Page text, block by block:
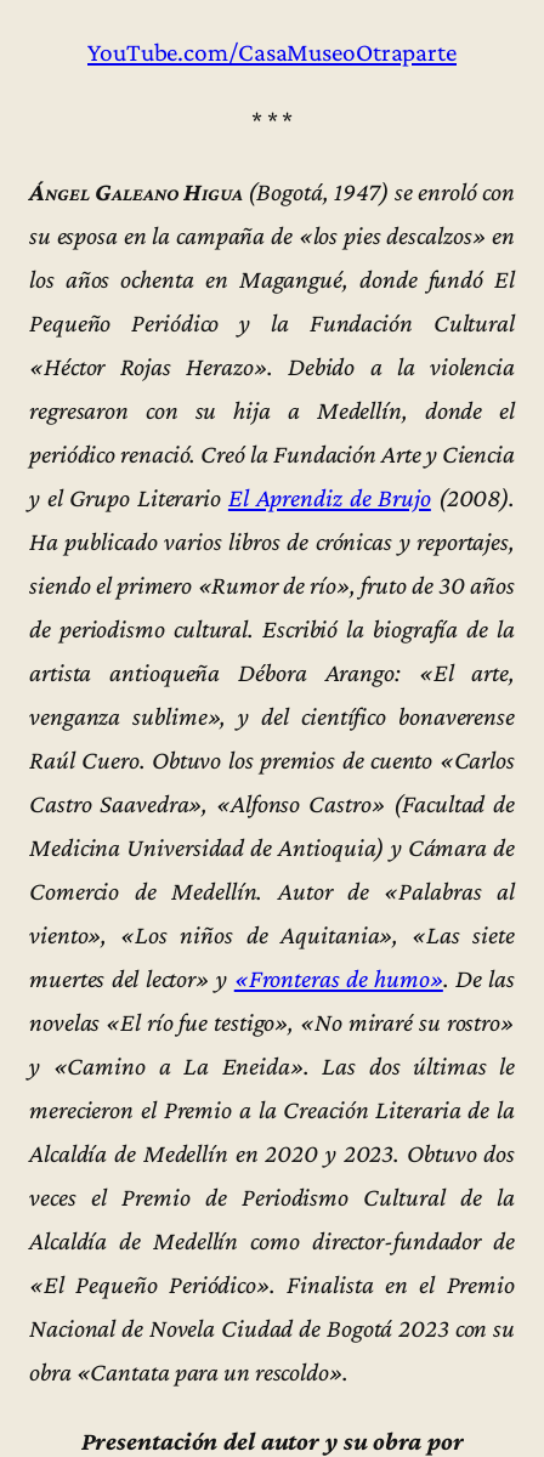
YouTube.com/CasaMuseoOtraparte
* * *
Ángel Galeano Higua (Bogotá, 1947) se enroló con
su esposa en la campaña de «los pies descalzos» en
los años ochenta en Magangué, donde fundó El
Pequeño Periódico y la Fundación Cultural
«Héctor Rojas Herazo». Debido a la violencia
regresaron con su hija a Medellín, donde el
periódico renació. Creó la Fundación Arte y Ciencia
y el Grupo Literario El Aprendiz de Brujo(2008).
Ha publicado varios libros de crónicas y reportajes,
siendo el primero «Rumor de río», fruto de 30 años
de periodismo cultural. Escribió la biografía de la
artista antioqueña Débora Arango: «El arte,
venganza sublime», y del científico bonaverense
Raúl Cuero. Obtuvo los premios de cuento «Carlos
Castro Saavedra», «Alfonso Castro» (Facultad de
Medicina Universidad de Antioquia) y Cámara de
Comercio de Medellín. Autor de «Palabras al
viento», «Los niños de Aquitania», «Las siete
muertes del lector» y «Fronteras de humo». De las
novelas «El río fue testigo», «No miraré su rostro»
y «Camino a La Eneida». Las dos últimas le
merecieron el Premio a la Creación Literaria de la
Alcaldía de Medellín en 2020 y 2023. Obtuvo dos
veces el Premio de Periodismo Cultural de la
Alcaldía de Medellín como director-fundador de
«El Pequeño Periódico». Finalista en el Premio
Nacional de Novela Ciudad de Bogotá 2023 con su
obra «Cantata para un rescoldo».
Presentación del autor y su obra por